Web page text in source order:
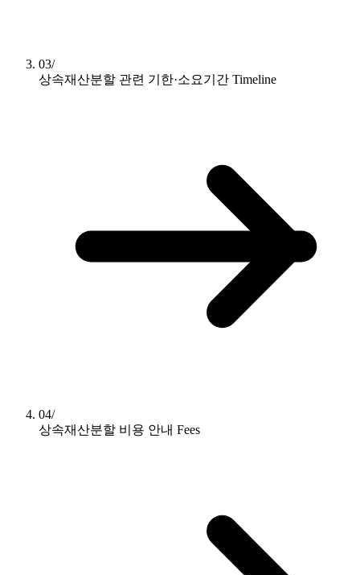
03/
상속재산분할 관련 기한·소요기간 Timeline
04/
상속재산분할 비용 안내 Fees